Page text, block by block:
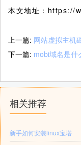
本文地址：https://
上一篇: 网站虚拟主机
下一篇: mobi域名是什
相关推荐
新手如何安装linux宝塔